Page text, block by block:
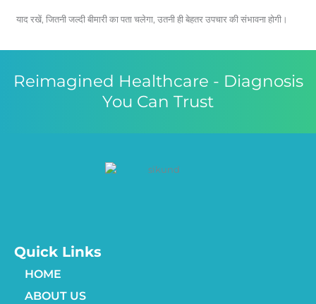
याद रखें, जितनी जल्दी बीमारी का पता चलेगा, उतनी ही बेहतर उपचार की संभावना होगी।
Reimagined Healthcare - Diagnosis
You Can Trust
Quick Links
HOME
ABOUT US